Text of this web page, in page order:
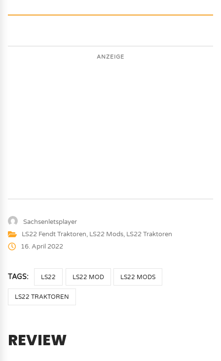
ANZEIGE
Sachsenletsplayer
LS22 Fendt Traktoren, LS22 Mods, LS22 Traktoren
16. April 2022
TAGS: LS22 LS22 MOD LS22 MODS
LS22 TRAKTOREN
REVIEW